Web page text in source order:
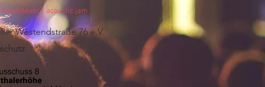
/ acoustic jam
Westendstraße 76 e.V.